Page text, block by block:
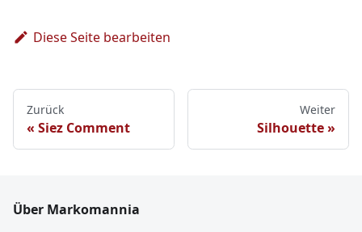
Diese Seite bearbeiten
Zurück
Siez Comment
Weiter
Silhouette
Über Markomannia